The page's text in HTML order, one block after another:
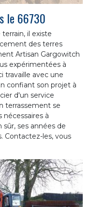
le 66730
il existe
des terres
Artisan Gargowitch
expérimentées à
travaille avec une
confiant son projet à
d'un service
terrassement se
à
sûr, ses années de
Contactez-les, vous